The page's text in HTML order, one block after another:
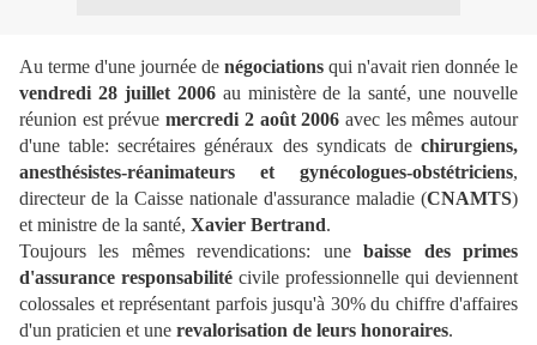
Au terme d'une journée de négociations qui n'avait rien donnée le
vendredi 28 juillet 2006au ministère de la santé, une nouvelle
réunion est prévuemercredi 2 août 2006 avec les mêmes autour
d'une table: secrétaires généraux des syndicats de chirurgiens,
anesthésistes-réanimateurs et gynécologues-obstétriciens,
directeur de la Caisse nationale d'assurance maladie (CNAMTS)
et ministre de la santé, Xavier Bertrand.
Toujours les mêmes revendications: unebaisse des primes
d'assurance responsabilité civile professionnelle qui deviennent
colossales et représentant parfois jusqu'à 30% du chiffre d'affaires
d'un praticien et une revalorisation de leurs honoraires.